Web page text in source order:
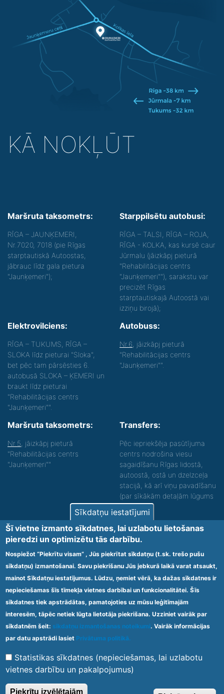
KĀ NOKĻŪT
Maršruta taksometrs:
RĪGA – JAUNĶEMERI,
Nr.7020, 7018 (pie Rīgas
starptautiskā Autoostas,
jābrauc līdz gala pietura
"Jaunķemeri");
Starppilsētu autobusi:
RĪGA – TALSI, RĪGA – ROJA,
RĪGA - KOLKA, kas kursē caur
Jūrmalu (jāizkāpj pieturā
"Rehabilitācijas centrs
"Jaunķemeri""), sarakstu var
precizēt Rīgas
starptautiskajā Autoostā vai
izziņu birojā);
Elektrovilciens:
RĪGA – TUKUMS, RĪGA –
SLOKA līdz pieturai "Sloka",
bet pēc tam pārsēsties 6.
autobusā SLOKA – ĶEMERI un
braukt līdz pieturai
"Rehabilitācijas centrs
"Jaunķemeri"".
Autobuss:
Nr.6 , jāizkāpj pieturā
"Rehabilitācijas centrs
"Jaunķemeri"".
Maršruta taksometrs:
Nr.5 , jāizkāpj pieturā
"Rehabilitācijas centrs
"Jaunķemeri""
Transfers:
Pēc iepriekšēja pasūtījuma
centrs nodrošina viesu
sagaidīšanu Rīgas lidostā,
autoostā, ostā un dzelzceļa
stacijā, kā arī viņu pavadīšanu
(par sīkākām detaļām lūgums
zvanīt).
Nodrošinām vides piekļūstamību personām ar
funkcionāliem traucējumiem! SIA „Sanare-KRC
Jaunķemeri”, Kolkas ielā 20, Jūrmalā ir nodrošināta vides
piekļūstamība personām ar funkcionāliem traucējumiem,
tādejādi nodrošinot atbilstību Ministru kabineta
2009.gada 20.janvāra noteikumos Nr.60 „Noteikumi par
obligātajām prasībām ārstniecības iestādēm un to
struktūrvienībām” minētajām prasībām.
Ārstniecības iestādes kods 1300 – 64003
Footer
menu
Vietnes karte Noteikumi un privātuma politika
© 2020 Kūrorta Rehabilitācijas Centrs - Jaunķemeri. Visas tiesības
Sīkdatņu iestatījumi
Šī vietne izmanto sīkdatnes, lai uzlabotu lietošanas
pieredzi un optimizētu tās darbību.
Nospiežot “Piekrītu visam” , Jūs piekrītat sīkdatņu (t.sk. trešo pušu
sīkdatņu) izmantošanai. Savu piekrišanu Jūs jebkurā laikā varat atsaukt,
mainot Sīkdatņu iestatījumus. Lūdzu, ņemiet vērā, ka dažas sīkdatnes ir
nepieciešamas šīs tīmekļa vietnes darbībai un funkcionalitātei. Šīs
sīkdatnes tiek apstrādātas, pamatojoties uz mūsu leģitīmajām
interesēm, tāpēc netiek lūgta lietotāja piekrišana. Uzziniet vairāk par
sīkdatnēm šeit: sīkdatņu izmantošanas noteikumi. Vairāk informācijas
par datu apstrādi lasiet Privātuma politikā.
Statistikas sīkdatnes (nepieciešamas, lai uzlabotu
vietnes darbību un pakalpojumus)
Piekrītu izvēlētajām